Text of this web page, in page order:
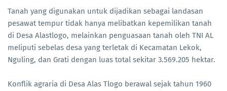
Tanah yang digunakan untuk dijadikan sebagai landasan
pesawat tempur tidak hanya melibatkan kepemilikan tanah
di Desa Alastlogo, melainkan penguasaan tanah oleh TNI AL
meliputi sebelas desa yang terletak di Kecamatan Lekok,
Nguling, dan Grati dengan luas total sekitar 3.569.205 hektar.
Konflik agraria di Desa Alas Tlogo berawal sejak tahun 1960